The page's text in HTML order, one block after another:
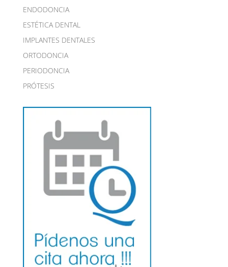
ENDODONCIA
ESTÉTICA DENTAL
IMPLANTES DENTALES
ORTODONCIA
PERIODONCIA
PRÓTESIS